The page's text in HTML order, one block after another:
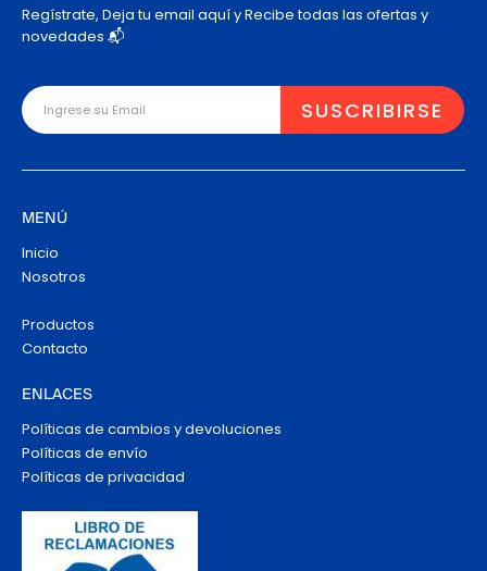
Regístrate, Deja tu email aquí y Recibe todas las ofertas y
novedades 📬
MENÚ
Inicio
Nosotros
Productos
Contacto
ENLACES
Políticas de cambios y devoluciones
Políticas de envío
Políticas de privacidad